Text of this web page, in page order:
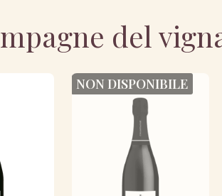
del
NON DISPONIBILE